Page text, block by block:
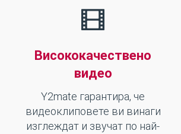
Висококачествено
видео
Y2mate гарантира, че
видеоклиповете ви винаги
изглеждат и звучат по най-